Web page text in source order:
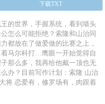
下载TXT
的世界，手握系统，看到墙头
怎么可能拒绝？索隆和山治同
都放在了做爱做的比赛之上，
马尔科打…鹰眼一开始觉得自
那么多，我再给他戴一顶也无
办？目前写作计划：索隆 山治
将 恋爱有，修罗场有，肉跟着